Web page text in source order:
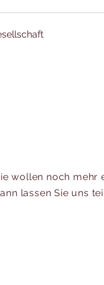
wollen noch mehr
lassen Sie uns